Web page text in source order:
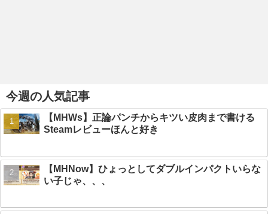
今週の人気記事
【MHWs】正論パンチからキツい皮肉まで書ける
Steamレビューほんと好き
【MHNow】ひょっとしてダブルインパクトいらな
い子じゃ、、、